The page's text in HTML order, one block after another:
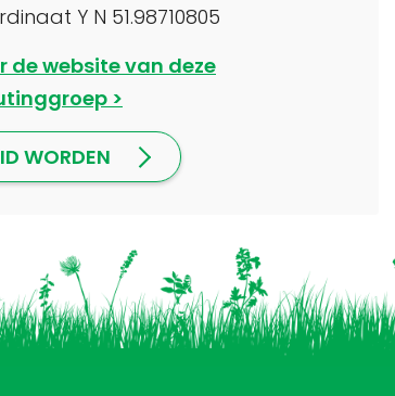
Y N 51.98710805
de website van deze
WORDEN